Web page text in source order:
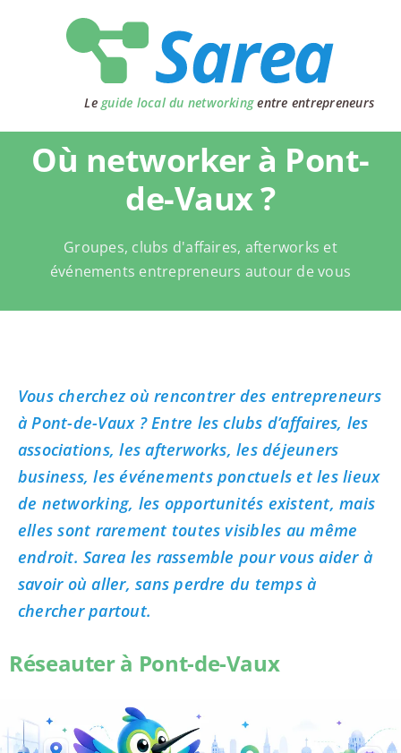
Le guide local du networkingentre entrepreneurs
Où networker à Pont-
de-Vaux ?
Groupes, clubs d'affaires, afterworks et
événements entrepreneurs autour de vous
Vous cherchez où rencontrer des entrepreneurs
à Pont-de-Vaux ? Entre les clubs d’affaires, les
associations, les afterworks, les déjeuners
business, les événements ponctuels et les lieux
de networking, les opportunités existent, mais
elles sont rarement toutes visibles au même
endroit. Sarea les rassemble pour vous aider à
savoir où aller, sans perdre du temps à
chercher partout.
Réseauter à Pont-de-Vaux